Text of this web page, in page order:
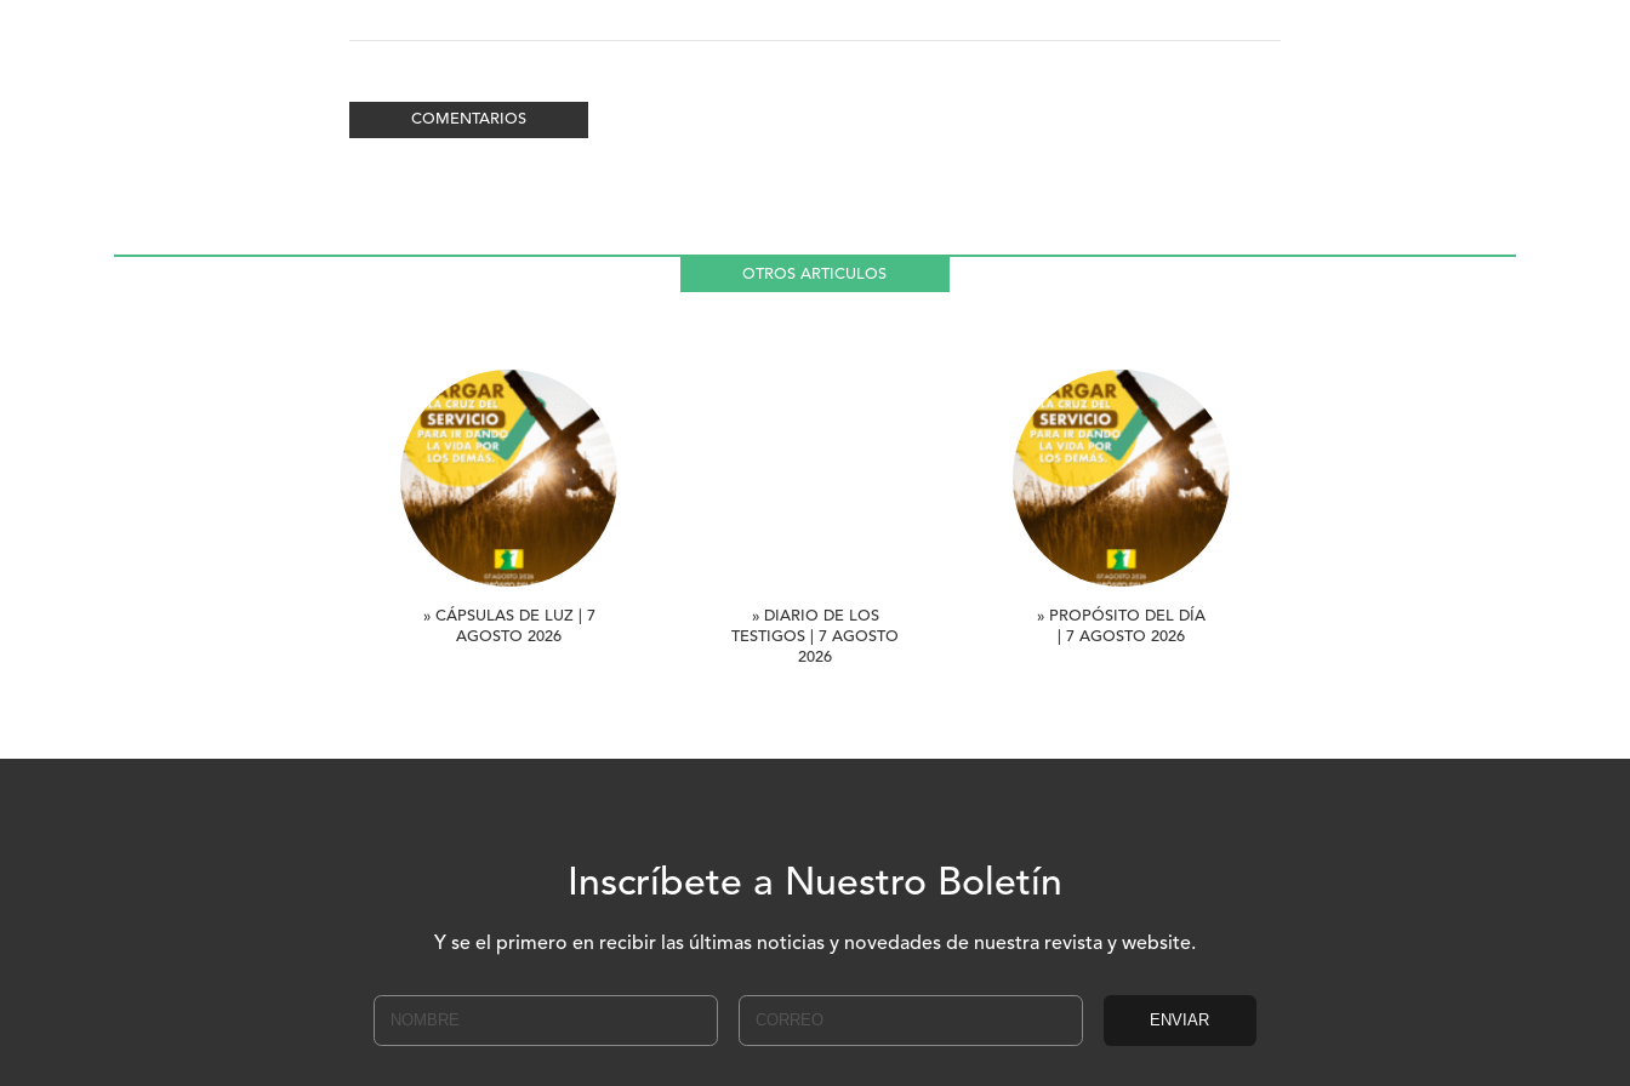
COMENTARIOS
OTROS ARTICULOS
» CÁPSULAS DE LUZ | 7
AGOSTO 2026
» DIARIO DE LOS
TESTIGOS | 7 AGOSTO
2026
» PROPÓSITO DEL DÍA
| 7 AGOSTO 2026
Inscríbete a Nuestro Boletín
Y se el primero en recibir las últimas noticias y novedades de nuestra revista y website.